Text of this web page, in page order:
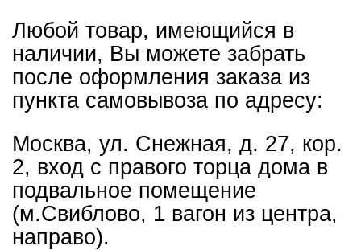
Любой товар, имеющийся в
наличии, Вы можете забрать
после оформления заказа из
пункта самовывоза по адресу:
Москва, ул. Снежная, д. 27, кор.
2, вход с правого торца дома в
подвальное помещение
(м.Свиблово, 1 вагон из центра,
направо).